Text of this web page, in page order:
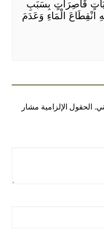
قَاصِرَاتٍ بِسَبَبِ
انْقِطَاعَ الْمَاءِ وَعَدَمَ
الحقول الإلزامية مشار